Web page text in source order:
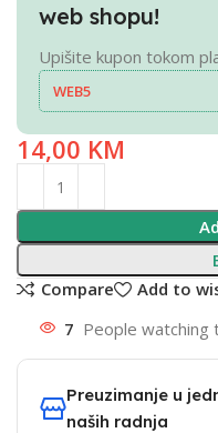
web shopu!
Upišite kupon tokom
WEB5
14,00 KM
Compare
Add to
7 People watching
Preuzimanje u
naših radnja